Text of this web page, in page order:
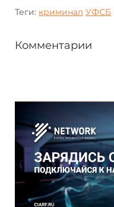
Теги: криминал УФСБ
Комментарии